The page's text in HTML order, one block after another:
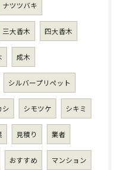
ナツツバキ
三大香木 四大香木
成木
シルバープリペット
シ シモツケ シキミ
見積り 業者
おすすめ マンション